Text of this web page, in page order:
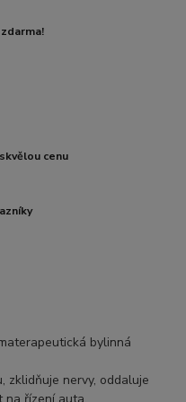
cenu
bylinná
zklidňuje nervy, oddaluje
na řízení auta.